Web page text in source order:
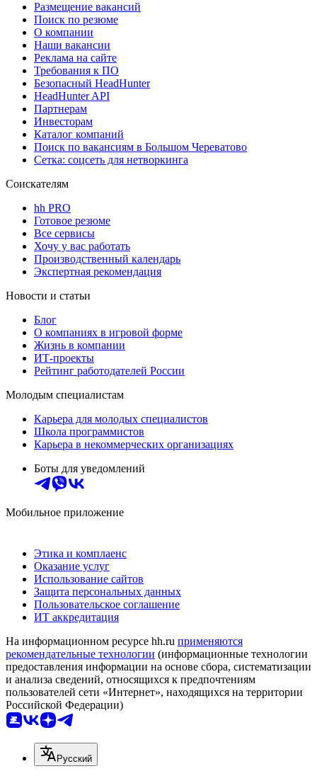
Размещение вакансий
Поиск по резюме
О компании
Наши вакансии
Реклама на сайте
Требования к ПО
Безопасный HeadHunter
HeadHunter API
Партнерам
Инвесторам
Каталог компаний
Поиск по вакансиям в Большом Череватово
Сетка: соцсеть для нетворкинга
Соискателям
hh PRO
Готовое резюме
Все сервисы
Хочу у вас работать
Производственный календарь
Экспертная рекомендация
Новости и статьи
Блог
О компаниях в игровой форме
Жизнь в компании
ИТ-проекты
Рейтинг работодателей России
Молодым специалистам
Карьера для молодых специалистов
Школа программистов
Карьера в некоммерческих организациях
Боты для уведомлений
Мобильное приложение
Этика и комплаенс
Оказание услуг
Использование сайтов
Защита персональных данных
Пользовательское соглашение
ИТ аккредитация
На информационном ресурсе hh.ru применяются
рекомендательные технологии (информационные технологии
предоставления информации на основе сбора, систематизации
и анализа сведений, относящихся к предпочтениям
пользователей сети «Интернет», находящихся на территории
Российской Федерации)
Русский